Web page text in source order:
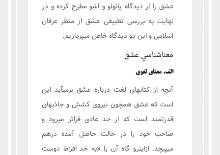
عشق را از دیدگاه پائولو و اشو مطرح کرده و در
نهایت به بررسی تطبیقی عشق از منظر عرفان
اسلامی و این دو دیدگاه خاص میپردازیم.
معناشناسي عشق
الف. معنای لغوي
آنچه از کتابهای لغت درباره عشق برمیآید این
است که عشق همچون نیروی کشش و جاذبهای
قدرتمند است که از حد عادی فراتر میرود و
صاحب خود را در حالت حاصل آمده درهم
میپیچد. ازاینرو گاه آن را «به حد افراط دوست